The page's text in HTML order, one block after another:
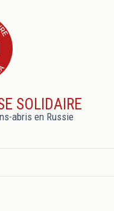
SOLIDAIRE
abris en Russie